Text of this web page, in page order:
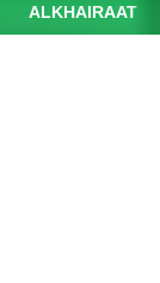
ALKHAIRAAT